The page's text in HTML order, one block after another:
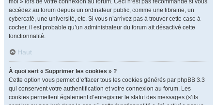
moi » lors de votre connexion au forum. Ceci n’est pas recommandé si vous
accédez au forum depuis un ordinateur public, comme une librairie, un
cybercafé, une université, etc. Si vous n’arrivez pas à trouver cette case à
cocher, il est probable qu’un administrateur du forum ait désactivé cette
fonctionnalité.
Haut
À quoi sert « Supprimer les cookies » ?
Cette option vous permet d’effacer tous les cookies générés par phpBB 3.3
qui conservent votre authentification et votre connexion au forum. Les
cookies permettent également d’enregistrer le statut des messages (s’ils